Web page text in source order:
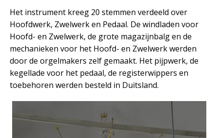
Het instrument kreeg 20 stemmen verdeeld over
Hoofdwerk, Zwelwerk en Pedaal. De windladen voor
Hoofd- en Zwelwerk, de grote magazijnbalg en de
mechanieken voor het Hoofd- en Zwelwerk werden
door de orgelmakers zelf gemaakt. Het pijpwerk, de
kegellade voor het pedaal, de registerwippers en
toebehoren werden besteld in Duitsland.